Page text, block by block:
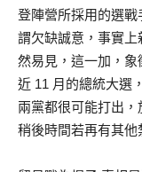
登陣營所採用的選
謂欠缺誠意，事實
然易見，這一加，
近 11 月的總統大選
兩黨都很可能打出
稍後時間若再有其他